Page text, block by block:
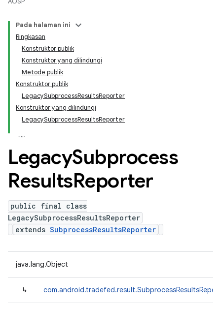
Pada halaman ini
Ringkasan
Konstruktor publik
Konstruktor yang dilindungi
Metode publik
Konstruktor publik
LegacySubprocessResultsReporter
Konstruktor yang dilindungi
LegacySubprocessResultsReporter
LegacySubprocess
ResultsReporter
public final class
LegacySubprocessResultsReporter
extends SubprocessResultsReporter
java.lang.Object
↳